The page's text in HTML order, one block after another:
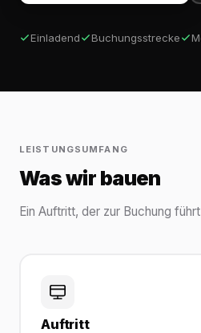
Einladend Buchungsstrecke
LEISTUNGSUMFANG
Was wir bauen
Ein Auftritt, der zur Buchung
Auftritt